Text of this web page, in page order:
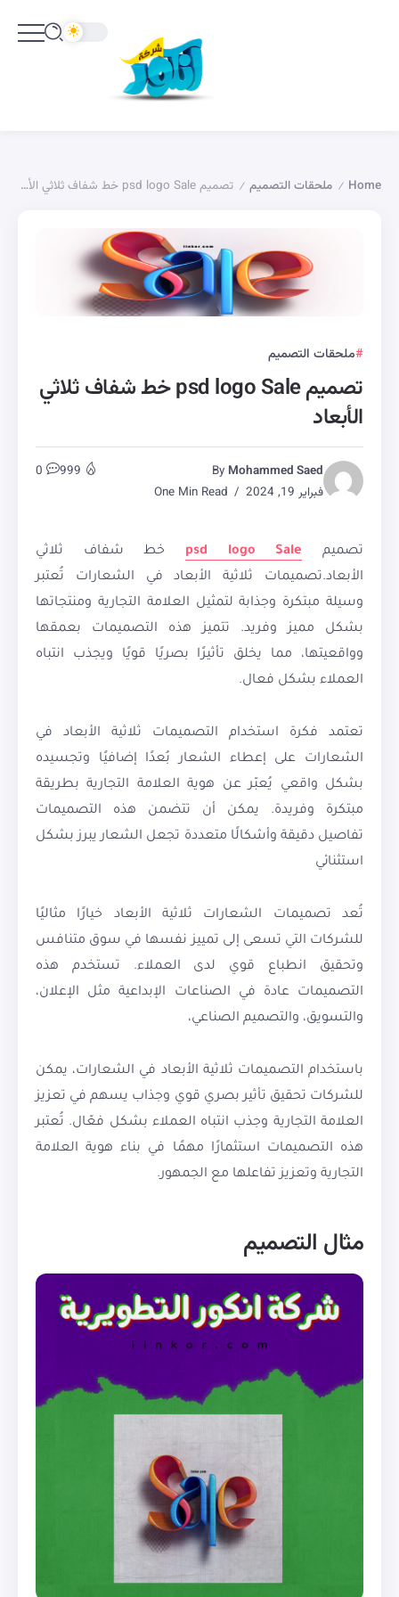
Home
/ ملحقات التصميم / تصميم psd logo Sale خط شفاف ثلاثي الأبعاد
ملحقات التصميم
تصميم psd logo Sale خط شفاف ثلاثي
الأبعاد
By Mohammed Saed
فبراير 19, 2024
999
0
تصميم psd logo Sale خط شفاف ثلاثي
الأبعاد.تصميمات ثلاثية الأبعاد في الشعارات تُعتبر
وسيلة مبتكرة وجذابة لتمثيل العلامة التجارية ومنتجاتها
بشكل مميز وفريد. تتميز هذه التصميمات بعمقها
وواقعيتها، مما يخلق تأثيرًا بصريًا قويًا ويجذب انتباه
العملاء بشكل فعال.
تعتمد فكرة استخدام التصميمات ثلاثية الأبعاد في
الشعارات على إعطاء الشعار بُعدًا إضافيًا وتجسيده
بشكل واقعي يُعبّر عن هوية العلامة التجارية بطريقة
مبتكرة وفريدة. يمكن أن تتضمن هذه التصميمات
تفاصيل دقيقة وأشكالًا متعددة تجعل الشعار يبرز بشكل
استثنائي
تُعد تصميمات الشعارات ثلاثية الأبعاد خيارًا مثاليًا
للشركات التي تسعى إلى تمييز نفسها في سوق متنافس
وتحقيق انطباع قوي لدى العملاء. تستخدم هذه
التصميمات عادة في الصناعات الإبداعية مثل الإعلان،
والتسويق، والتصميم الصناعي،
باستخدام التصميمات ثلاثية الأبعاد في الشعارات، يمكن
للشركات تحقيق تأثير بصري قوي وجذاب يسهم في تعزيز
العلامة التجارية وجذب انتباه العملاء بشكل فعّال. تُعتبر
هذه التصميمات استثمارًا مهمًا في بناء هوية العلامة
التجارية وتعزيز تفاعلها مع الجمهور.
مثال التصميم